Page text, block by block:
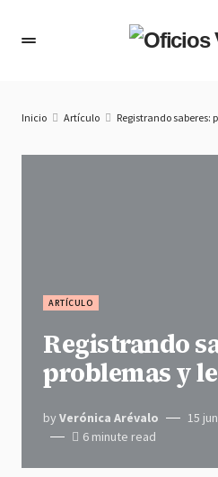
Inicio Artículo Registrando saberes:
ARTÍCULO
Registrando
problemas y
by Verónica Arévalo
15
6 minute read